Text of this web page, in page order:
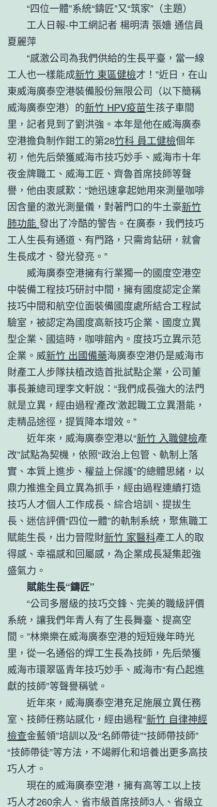
“四位一體”系統“鑄匠”又“筑家”（主題）
工人日報-中工網記者 楊明清 張嬙 通信員
夏麗萍
“感激公司為我們供給的生長平臺，當一線
工人也一樣能成新竹 東區健檢才！”近日，在山
東威海廣泰空港裝備股份無限公司（以下簡稱
威海廣泰空港）的新竹 HPV疫苗生孩子車間
里，記者見到了劉洪強。本年是他在威海廣泰
空港擔負制作鉗工的第28竹科 員工健檢個年
初，他先后榮獲威海市技巧妙手、威海市十年
夜金牌職工、威海工匠、齊魯首席技師等聲
譽，他由衷感歎：“她迅速拿起她用來測量咖啡
因含量的激光測量儀，對著門口的牛土豪新竹
肺功能 發出了冷酷的警告。在廣泰，我們技巧
工人生長有通道、有門路，只需肯鉆研，就會
生長成才、發光發亮。”
威海廣泰空港擁有行業獨一的國度空港空
中裝備工程技巧研討中間，擁有國度認定企業
技巧中間和航空位面裝備國度處所結合工程試
驗室，被認定為國度高新技巧企業、國度立異
型企業、國這時，咖啡館內。度技巧立異示范
企業。威新竹 出國備藥海廣泰空港仍是威海市
財產工人步隊扶植改造首批試點企業，公司董
事長兼總司理李文軒說：“我們成長強大的法門
就是立異，經由過程‘產改’激起職工立異潛能，
走精品途徑，提質降本增效。”
近年來，威海廣泰空港以“新竹 入職健檢產
改”試點為契機，依照“政治上包管、軌制上落
實、本質上進步、權益上保護”的總體思緒，以
鼎力推進全員立異為抓手，經由過程連續打造
技巧人才個人工作成長、綜合培訓、提拔生
長、迷信評價“四位一體”的軌制系統，聚焦職工
賦能生長，出力晉陞財新竹 家醫科產工人的取
得感、幸福感和回屬感，為企業成長凝集起強
盛氣力。
賦能生長“鑄匠”
“公司多層級的技巧交鋒、完美的職級評價
系統，讓我們年青人有了生長舞臺、提高空
間。”林樂樂在威海廣泰空港的短短幾年時光
里，從一名通俗的焊工生長為技師，先后榮獲
威海市環翠區青年技巧妙手、威海市“有凸起進
獻的技師”等聲譽稱號。
近年來，威海廣泰空港充足施展立異任務
室、技師任務站感化，經由過程“新竹 自律神經
檢查金藍領”培訓以及“名師帶徒”“技師帶技師”
“技師帶徒”等方法，不竭孵化和培養出更多高技
巧人才。
現在的威海廣泰空港，擁有高等工以上技
巧人才260余人、省市級首席技師3人、省級立